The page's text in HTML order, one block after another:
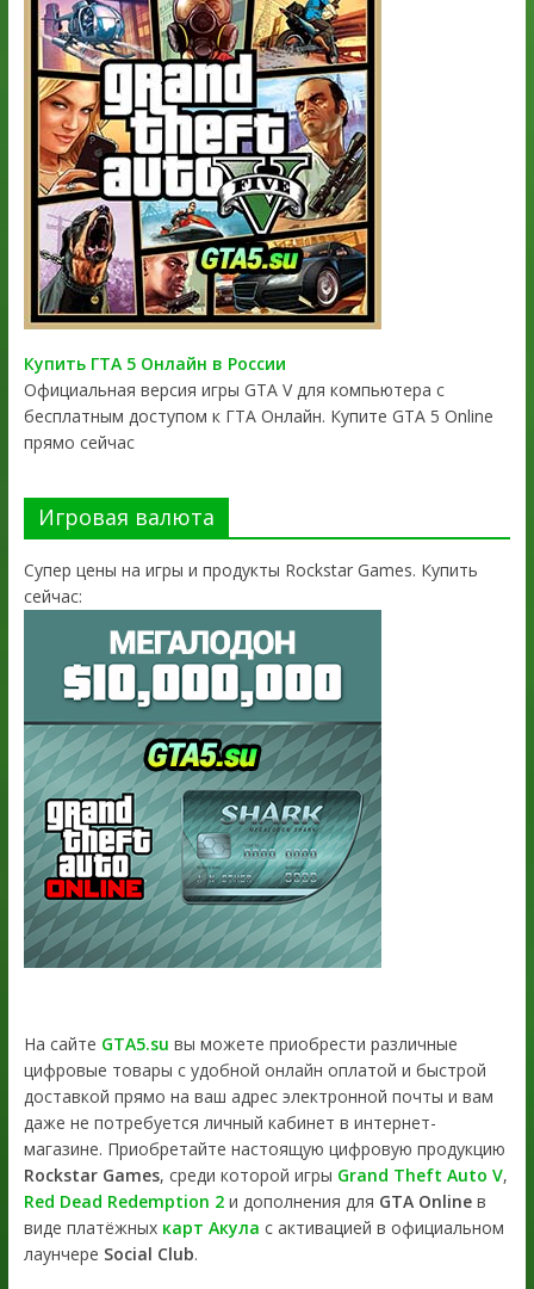
Купить ГТА 5 Онлайн в России
Официальная версия игры GTA V для компьютера с
бесплатным доступом к ГТА Онлайн. Купите GTA 5 Online
прямо сейчас
Игровая валюта
Супер цены на игры и продукты Rockstar Games. Купить
сейчас:
На сайте GTA5.su вы можете приобрести различные
цифровые товары с удобной онлайн оплатой и быстрой
доставкой прямо на ваш адрес электронной почты и вам
даже не потребуется личный кабинет в интернет-
магазине. Приобретайте настоящую цифровую продукцию
Rockstar Games, среди которой игры Grand Theft Auto V,
Red Dead Redemption 2и дополнения для GTA Onlineв
виде платёжных карт Акула с активацией в официальном
лаунчере Social Club.